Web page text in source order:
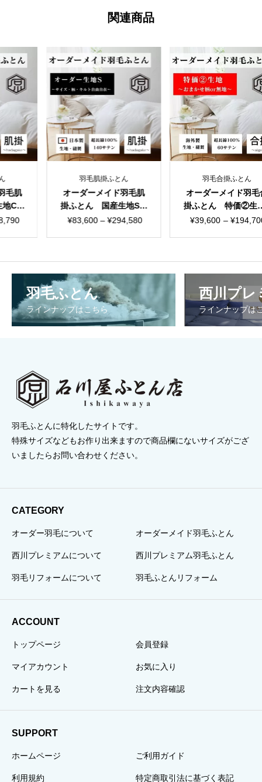
関連商品
掛ふとん
イド羽毛肌
国産生地S
4パターン
– ¥294,580
価
¥83,600
¥294,580
羽毛合掛ふとん
オーダーメイド羽毛合
掛ふとん 特価②生地6
0サテン 選べる３タイ
¥39,600 – ¥
価
¥39,600
¥194,700
羽毛合
オーダーメ
掛ふとん
選べる
¥55,000 –
羽毛ふとん
ラインナップはこちら
西川プレ
ラインナップは
羽毛ふとんに特化したサイトです。
特殊サイズなどもお作り出来ますので商品欄にないサイズがござ
いましたらお問い合わせください。
CATEGORY
オーダー羽毛について オーダーメイド羽毛ふとん
西川プレミアムについて 西川プレミアム羽毛ふとん
羽毛リフォームについて 羽毛ふとんリフォーム
ACCOUNT
トップページ 会員登録
マイアカウント お気に入り
カートを見る 注文内容確認
SUPPORT
ホームページ ご利用ガイド
利用規約 特定商取引法に基づく表記